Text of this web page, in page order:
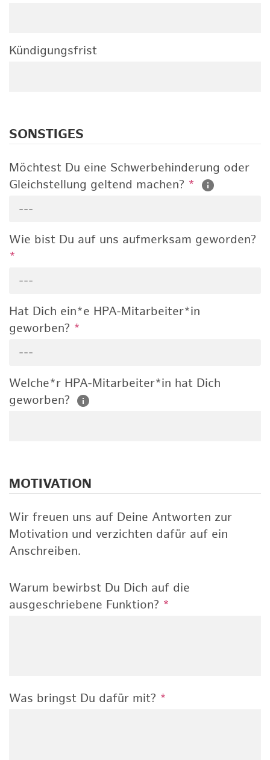
Kündigungsfrist
SONSTIGES
Möchtest Du eine Schwerbehinderung oder
Gleichstellung geltend machen? *
---
Wie bist Du auf uns aufmerksam geworden?
*
---
Hat Dich ein*e HPA-Mitarbeiter*in
geworben? *
---
Welche*r HPA-Mitarbeiter*in hat Dich
geworben?
MOTIVATION
Wir freuen uns auf Deine Antworten zur
Motivation und verzichten dafür auf ein
Anschreiben.
Warum bewirbst Du Dich auf die
ausgeschriebene Funktion? *
Was bringst Du dafür mit? *